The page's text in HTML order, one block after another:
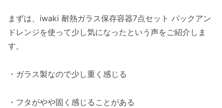
食卓映えするシンプルなデザイン
作り置き管理がしやすい収納性
耐熱ガラス製で長く使える
まずは、iwaki 耐熱ガラス保存容器7点セット パックアン
ドレンジを使って少し気になったという声をご紹介しま
す。
・ガラス製なので少し重く感じる
・フタがやや固く感じることがある